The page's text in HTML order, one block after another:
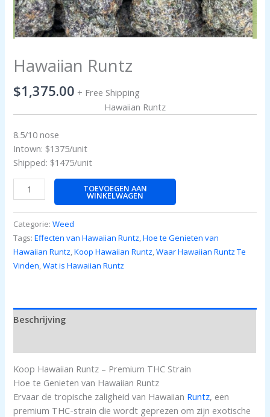
Hawaiian Runtz
$1,375.00 + Free Shipping
Hawaiian Runtz
8.5/10 nose
Intown: $1375/unit
Shipped: $1475/unit
TOEVOEGEN AAN
WINKELWAGEN
Categorie:Weed
Tags:Effecten van Hawaiian Runtz,Hoe te Genieten van
Hawaiian Runtz,Koop Hawaiian Runtz,Waar Hawaiian Runtz Te
Vinden,Wat is Hawaiian Runtz
Beschrijving
Koop Hawaiian Runtz – Premium THC Strain
Hoe te Genieten van Hawaiian Runtz
Ervaar de tropische zaligheid van Hawaiian Runtz, een
premium THC-strain die wordt geprezen om zijn exotische